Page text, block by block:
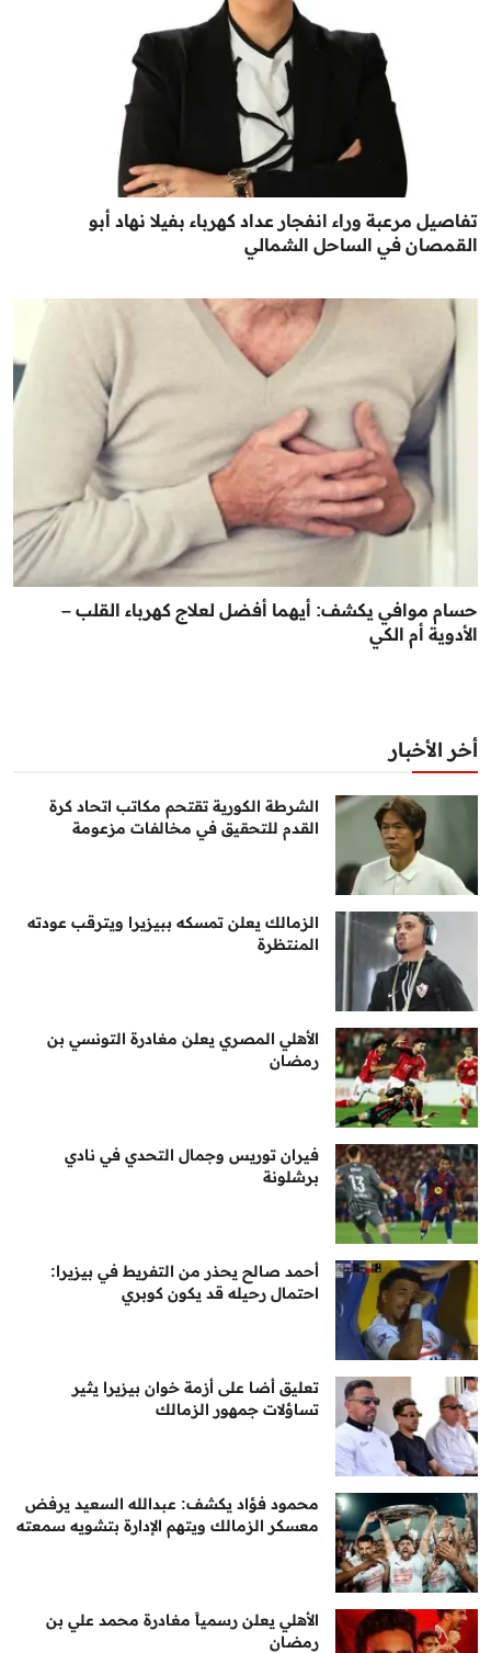
تفاصيل مرعبة وراء انفجار عداد كهرباء بفيلا نهاد أبو
القمصان في الساحل الشمالي
حسام موافي يكشف: أيهما أفضل لعلاج كهرباء القلب –
الأدوية أم الكي
أخر الأخبار
الشرطة الكورية تقتحم مكاتب اتحاد كرة
القدم للتحقيق في مخالفات مزعومة
الزمالك يعلن تمسكه ببيزيرا ويترقب عودته
المنتظرة
الأهلي المصري يعلن مغادرة التونسي بن
رمضان
فيران توريس وجمال التحدي في نادي
برشلونة
أحمد صالح يحذر من التفريط في بيزيرا:
احتمال رحيله قد يكون كوبري
تعليق أضا على أزمة خوان بيزيرا يثير
تساؤلات جمهور الزمالك
محمود فؤاد يكشف: عبدالله السعيد يرفض
معسكر الزمالك ويتهم الإدارة بتشويه سمعته
الأهلي يعلن رسمياً مغادرة محمد علي بن
رمضان